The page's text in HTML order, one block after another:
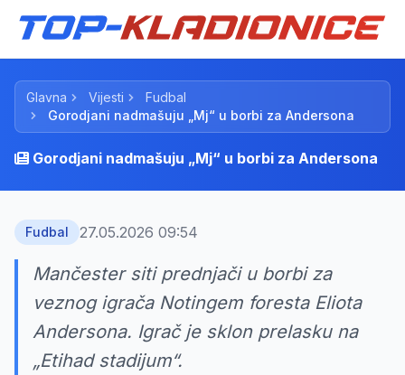
Glavna Vijesti
Fudbal
Gorodjani nadmašuju „Mj“ u borbi za Andersona
Gorodjani nadmašuju „Mj“ u borbi za Andersona
Fudbal 27.05.2026 09:54
Mančester siti prednjači u borbi za
veznog igrača Notingem foresta Eliota
Andersona. Igrač je sklon prelasku na
„Etihad stadijum“.